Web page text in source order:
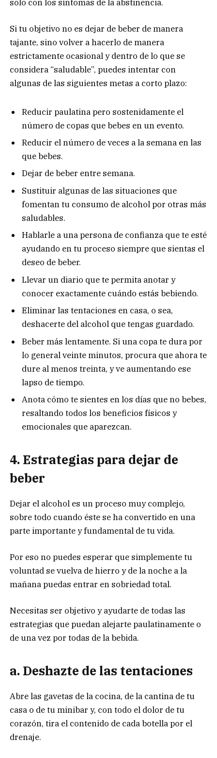
solo con los síntomas de la abstinencia.
Si tu objetivo no es dejar de beber de manera
tajante, sino volver a hacerlo de manera
estrictamente ocasional y dentro de lo que se
considera “saludable”, puedes intentar con
algunas de las siguientes metas a corto plazo:
Reducir paulatina pero sostenidamente el
número de copas que bebes en un evento.
Reducir el número de veces a la semana en las
que bebes.
Dejar de beber entre semana.
Sustituir algunas de las situaciones que
fomentan tu consumo de alcohol por otras más
saludables.
Hablarle a una persona de confianza que te esté
ayudando en tu proceso siempre que sientas el
deseo de beber.
Llevar un diario que te permita anotar y
conocer exactamente cuándo estás bebiendo.
Eliminar las tentaciones en casa, o sea,
deshacerte del alcohol que tengas guardado.
Beber más lentamente. Si una copa te dura por
lo general veinte minutos, procura que ahora te
dure al menos treinta, y ve aumentando ese
lapso de tiempo.
Anota cómo te sientes en los días que no bebes,
resaltando todos los beneficios físicos y
emocionales que aparezcan.
4. Estrategias para dejar de
beber
Dejar el alcohol es un proceso muy complejo,
sobre todo cuando éste se ha convertido en una
parte importante y fundamental de tu vida.
Por eso no puedes esperar que simplemente tu
voluntad se vuelva de hierro y de la noche a la
mañana puedas entrar en sobriedad total.
Necesitas ser objetivo y ayudarte de todas las
estrategias que puedan alejarte paulatinamente o
de una vez por todas de la bebida.
a. Deshazte de las tentaciones
Abre las gavetas de la cocina, de la cantina de tu
casa o de tu minibar y, con todo el dolor de tu
corazón, tira el contenido de cada botella por el
drenaje.